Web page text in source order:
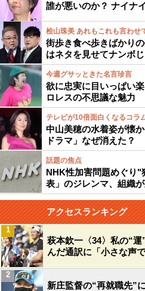
誰が悪いのか？ ナイナ
桧山珠美 あれもこれも言わせ
街歩き食べ歩きばかり
はネタを見せてナンボ
今週グサッときた名言珍言
欲に忠実に目いっぱい
ロレスの不思議な魅力
テレビが10倍面白くなるコラ
中山美穂の水着姿が懐
ドラマ」なぜ消えた？
話題の焦点
NHK性加害問題めぐり
表」のジレンマ、組織
アクセスランキング
萩本欽一〈34〉私の“
んだ通訳に「小さな声
1
新庄監督の“再就職先”
2